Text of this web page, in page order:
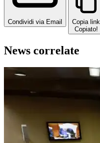
Condividi via Email
Copia link
Copiato!
News correlate